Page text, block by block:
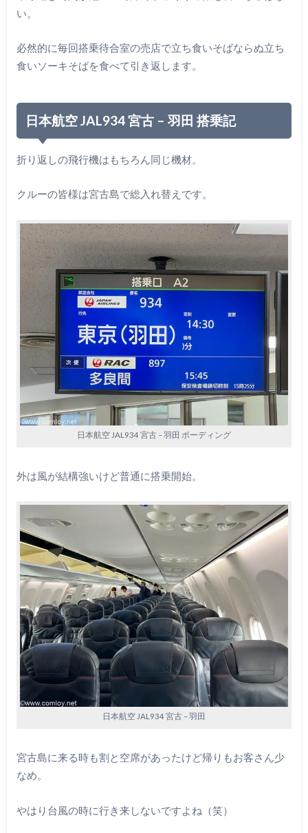
い。
必然的に毎回搭乗待合室の売店で立ち食いそばならぬ立ち
食いソーキそばを食べて引き返します。
日本航空 JAL934 宮古 – 羽田 搭乗記
折り返しの飛行機はもちろん同じ機材。
クルーの皆様は宮古島で総入れ替えです。
日本航空 JAL934 宮古 – 羽田 ボーディング
外は風が結構強いけど普通に搭乗開始。
日本航空 JAL934 宮古 – 羽田
宮古島に来る時も割と空席があったけど帰りもお客さん少
なめ。
やはり台風の時に行き来しないですよね（笑）